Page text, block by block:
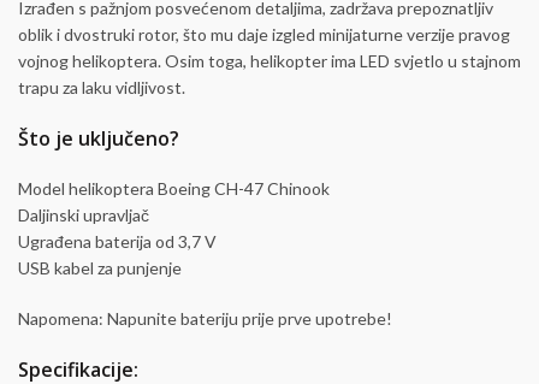
Izrađen s pažnjom posvećenom detaljima, zadržava prepoznatljiv
oblik i dvostruki rotor, što mu daje izgled minijaturne verzije pravog
vojnog helikoptera. Osim toga, helikopter ima LED svjetlo u stajnom
trapu za laku vidljivost.
Što je uključeno?
Model helikoptera Boeing CH-47 Chinook
Daljinski upravljač
Ugrađena baterija od 3,7 V
USB kabel za punjenje
Napomena: Napunite bateriju prije prve upotrebe!
Specifikacije: